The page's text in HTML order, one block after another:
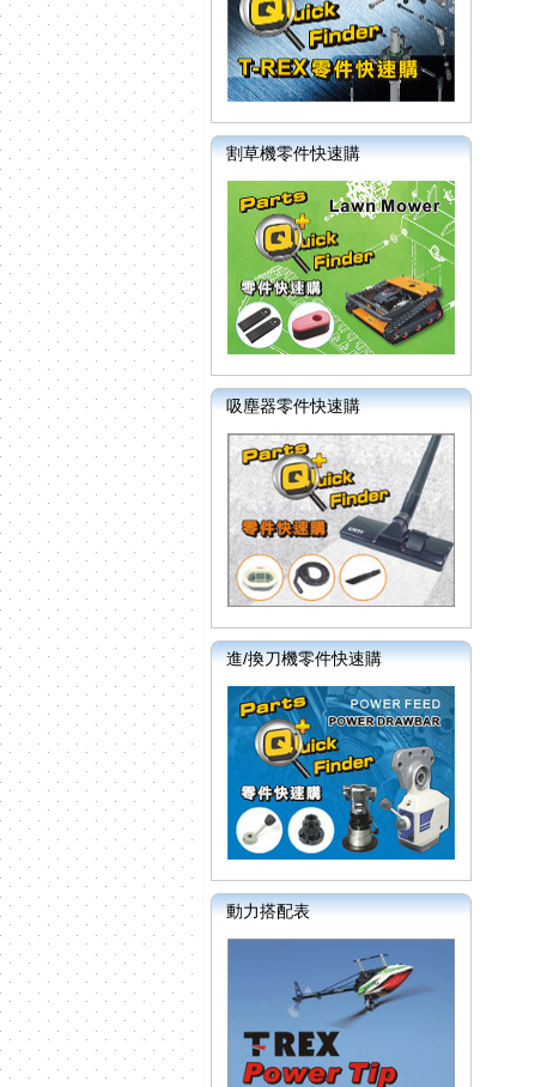
割草機零件快速購
吸塵器零件快速購
進/換刀機零件快速購
動力搭配表